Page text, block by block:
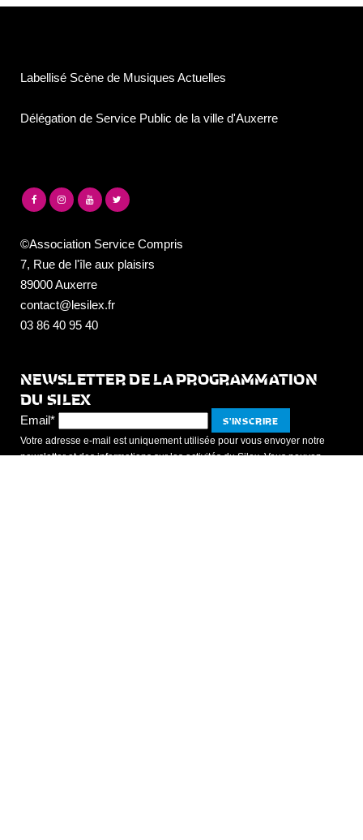
Labellisé Scène de Musiques Actuelles
Délégation de Service Public de la ville d'Auxerre
©Association Service Compris
7, Rue de l'île aux plaisirs
89000 Auxerre
contact@lesilex.fr
03 86 40 95 40
NEWSLETTER DE LA PROGRAMMATION
DU SILEX
Email*
Votre adresse e-mail est uniquement utilisée pour vous envoyer notre
newsletter et des informations sur les activités du Silex. Vous pouvez